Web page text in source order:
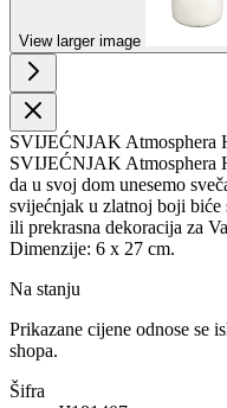
View larger image
SVIJEĆNJAK Atmosphera
SVIJEĆNJAK Atmosphera
da u svoj dom unesemo
svijećnjak u zlatnoj boji biće
ili prekrasna dekoracija za
Dimenzije: 6 x 27 cm.
Na stanju
Prikazane cijene odnose se
shopa.
Šifra